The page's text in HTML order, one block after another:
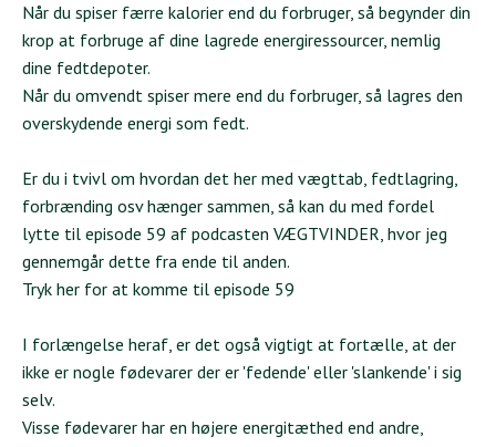
Når du spiser færre kalorier end du forbruger, så begynder din
krop at forbruge af dine lagrede energiressourcer, nemlig
dine fedtdepoter.
Når du omvendt spiser mere end du forbruger, så lagres den
overskydende energi som fedt.
Er du i tvivl om hvordan det her med vægttab, fedtlagring,
forbrænding osv hænger sammen, så kan du med fordel
lytte til episode 59 af podcasten VÆGTVINDER, hvor jeg
gennemgår dette fra ende til anden.
Tryk her for at komme til episode 59
I forlængelse heraf, er det også vigtigt at fortælle, at der
ikke er nogle fødevarer der er 'fedende' eller 'slankende' i sig
selv.
Visse fødevarer har en højere energitæthed end andre,